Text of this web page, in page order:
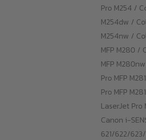
Pro M254 /
M254dw /
M254nw /
MFP M280 /
MFP
Pro MFP
Pro MFP
LaserJet Pro
Canon i-
621/622/